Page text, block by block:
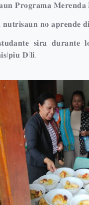
𝐏𝐫𝐨𝐠𝐫𝐚𝐦𝐚
𝐧𝐨 𝐚𝐩𝐫𝐞𝐧𝐝𝐞
𝐬𝐢𝐫𝐚
𝐃í𝐥𝐢.